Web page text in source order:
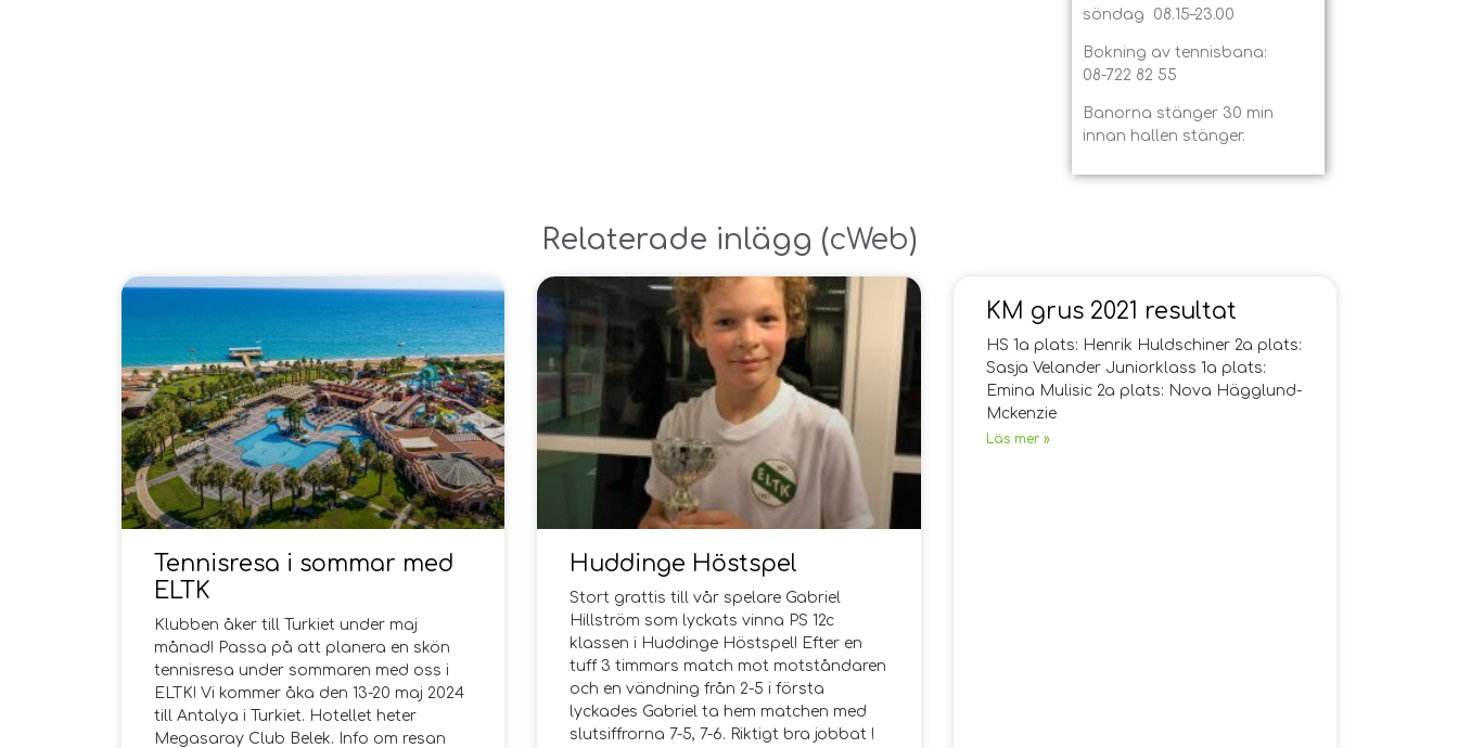
söndag 08.15–23.00
Bokning av tennisbana:
08-722 82 55
Banorna stänger 30 min
innan hallen stänger.
Relaterade inlägg ​(cWeb)
Tennisresa i sommar med
ELTK
Klubben åker till Turkiet under maj
månad! Passa på att planera en skön
tennisresa under sommaren med oss i
ELTK! Vi kommer åka den 13-20 maj 2024
till Antalya i Turkiet. Hotellet heter
Megasaray Club Belek. Info om resan
Huddinge Höstspel
Stort grattis till vår spelare Gabriel
Hillström som lyckats vinna PS 12c
klassen i Huddinge Höstspel! Efter en
tuff 3 timmars match mot motståndaren
och en vändning från 2-5 i första
lyckades Gabriel ta hem matchen med
slutsiffrorna 7-5, 7-6. Riktigt bra jobbat !
KM grus 2021 resultat
HS 1a plats: Henrik Huldschiner 2a plats:
Sasja Velander Juniorklass 1a plats:
Emina Mulisic 2a plats: Nova Hägglund-
Mckenzie
Läs mer »